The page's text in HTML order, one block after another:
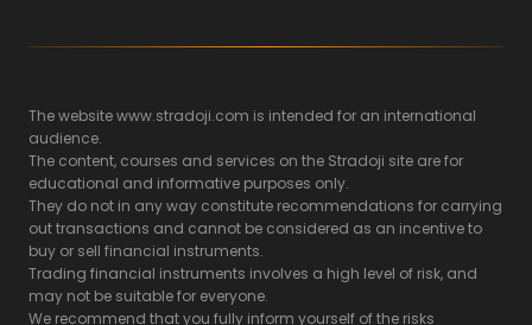
The website www.stradoji.com is intended for an international
audience.
The content, courses and services on the Stradoji site are for
educational and informative purposes only.
They do not in any way constitute recommendations for carrying
out transactions and cannot be considered as an incentive to
buy or sell financial instruments.
Trading financial instruments involves a high level of risk, and
may not be suitable for everyone.
We recommend that you fully inform yourself of the risks